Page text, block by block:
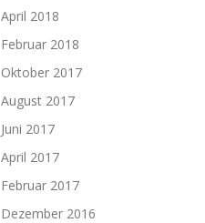
April 2018
Februar 2018
Oktober 2017
August 2017
Juni 2017
April 2017
Februar 2017
Dezember 2016